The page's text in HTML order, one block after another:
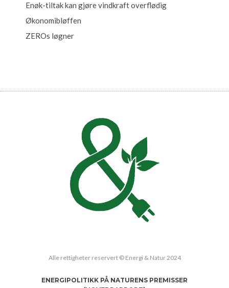
Enøk-tiltak kan gjøre vindkraft overflødig
Økonomibløffen
ZEROs løgner
Alle rettigheter reservert © Energi & Natur 2024
ENERGIPOLITIKK PÅ NATURENS PREMISSER